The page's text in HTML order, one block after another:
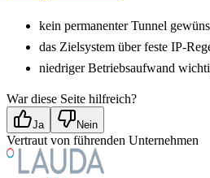
kein permanenter Tunnel
das Zielsystem über feste IP-
niedriger Betriebsaufwand
War diese Seite hilfreich?
Ja Nein
Vertraut von führenden Unternehmen